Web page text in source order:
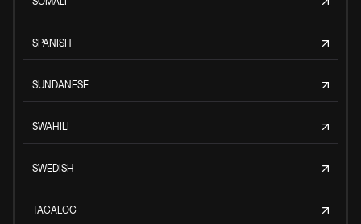
SPANISH
SUNDANESE
SWAHILI
SWEDISH
TAGALOG